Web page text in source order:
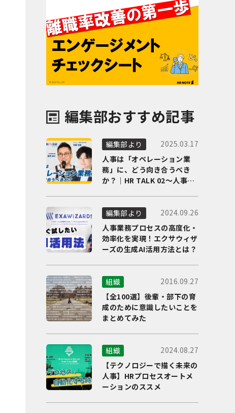
編集部おすすめ記事
編集部より
2025.03.17
人事は「オペレーション業
務」に、どう向き合うべき
か？｜HR TALK 02～人事DX
編集部より
2024.09.26
人事業務プロセスの高度化・
効率化を実現！エクサウィザ
ーズの生成AI活用方法とは？
組織
2016.09.27
【全100選】後輩・部下の育
成のために意識したいことを
まとめてみた
組織
2024.08.27
【テクノロジーで描く未来の
人事】HRプロセスオートメ
ーションのススメ